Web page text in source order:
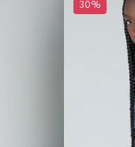
30%